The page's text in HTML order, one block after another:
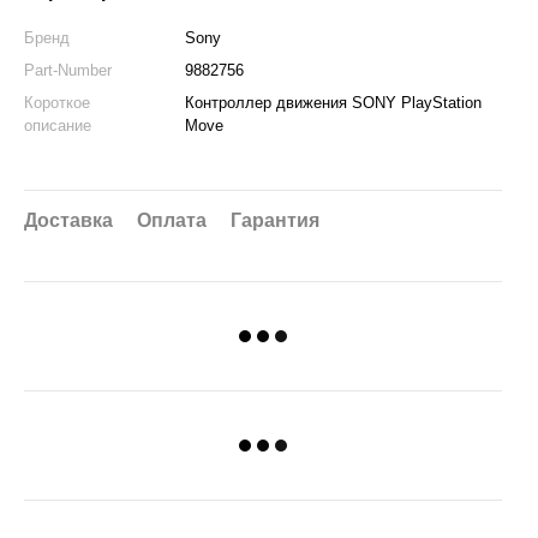
Бренд
Sony
Part-Number
9882756
Короткое
описание
Контроллер движения SONY PlayStation
Move
Доставка Оплата
Гарантия